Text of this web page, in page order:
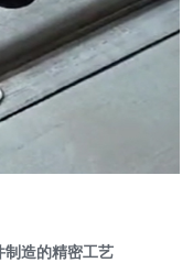
制造的精密工艺